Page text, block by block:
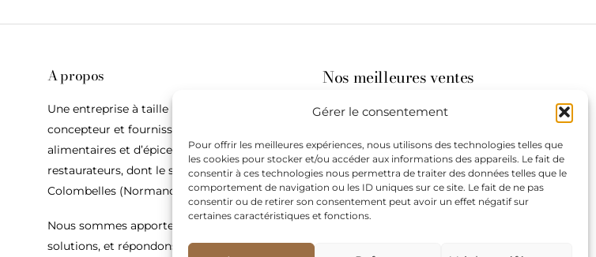
Gérer le consentement
Pour offrir les meilleures expériences, nous utilisons des technologies telles que
les cookies pour stocker et/ou accéder aux informations des appareils. Le fait de
consentir à ces technologies nous permettra de traiter des données telles que le
comportement de navigation ou les ID uniques sur ce site. Le fait de ne pas
consentir ou de retirer son consentement peut avoir un effet négatif sur
certaines caractéristiques et fonctions.
A propos
Une entreprise à taille humaine,
concepteur et fournisseur de produits
alimentaires et d’épices pour les
restaurateurs, dont le siège social est à
Colombelles (Normandie).
Nous sommes apporteurs d’idées, de
solutions, et répondons présents pour les
Nos meilleures ventes